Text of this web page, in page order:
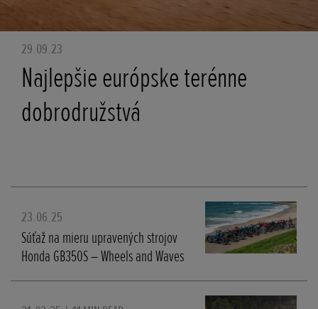
29.09.23
Najlepšie európske terénne
dobrodružstvá
23.06.25
Súťaž na mieru upravených strojov
Honda GB350S – Wheels and Waves